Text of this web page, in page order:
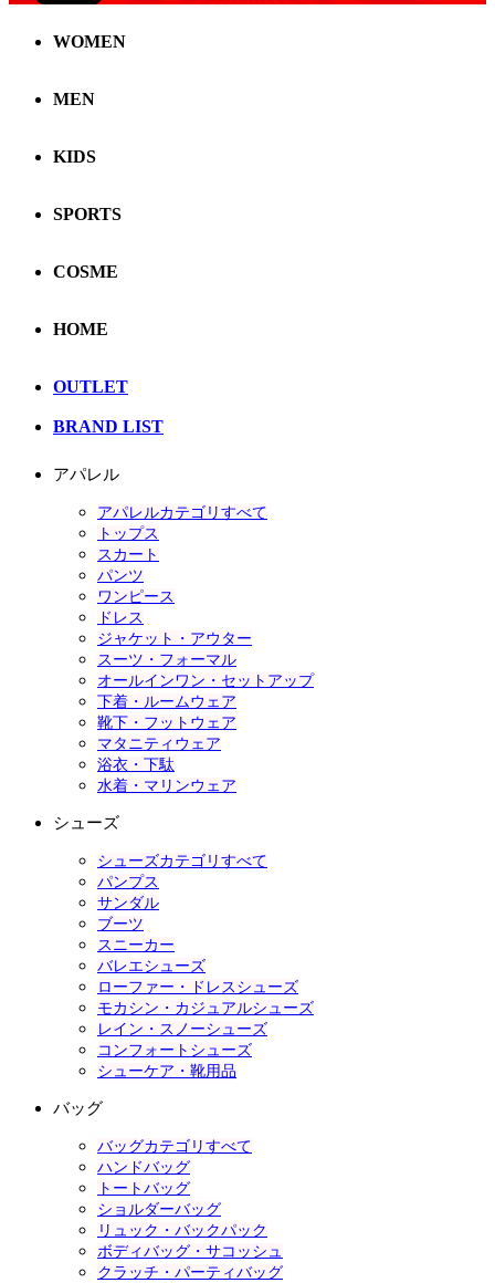
WOMEN
MEN
KIDS
SPORTS
COSME
HOME
OUTLET
BRAND LIST
アパレル
アパレルカテゴリすべて
トップス
スカート
パンツ
ワンピース
ドレス
ジャケット・アウター
スーツ・フォーマル
オールインワン・セットアップ
下着・ルームウェア
靴下・フットウェア
マタニティウェア
浴衣・下駄
水着・マリンウェア
シューズ
シューズカテゴリすべて
パンプス
サンダル
ブーツ
スニーカー
バレエシューズ
ローファー・ドレスシューズ
モカシン・カジュアルシューズ
レイン・スノーシューズ
コンフォートシューズ
シューケア・靴用品
バッグ
バッグカテゴリすべて
ハンドバッグ
トートバッグ
ショルダーバッグ
リュック・バックパック
ボディバッグ・サコッシュ
クラッチ・パーティバッグ